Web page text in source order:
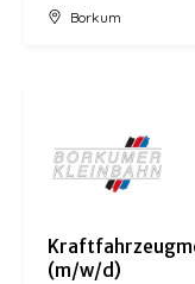
Borkum
(m/w/d)